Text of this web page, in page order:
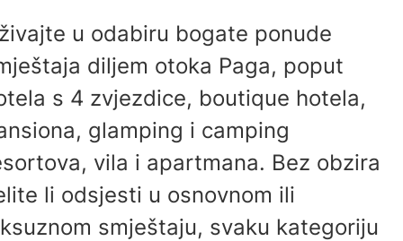
u odabiru bogate ponude
diljem otoka Paga, poput
s 4 zvjezdice, boutique hotela,
glamping i camping
vila i apartmana. Bez obzira
li odsjesti u osnovnom ili
smještaju, svaku kategoriju